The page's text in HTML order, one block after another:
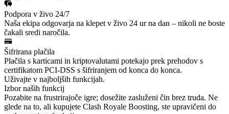
Podpora v živo 24/7
Naša ekipa odgovarja na klepet v živo 24 ur na dan – nikoli ne boste
čakali sredi naročila.
Šifrirana plačila
Plačila s karticami in kriptovalutami potekajo prek prehodov s
certifikatom PCI-DSS s šifriranjem od konca do konca.
Uživajte v najboljših funkcijah.
Izbor naših funkcij
Pozabite na frustrirajoče igre; dosežite zasluženi čin brez truda. Ne
glede na to, ali kupujete Clash Royale Boosting, ste upravičeni do